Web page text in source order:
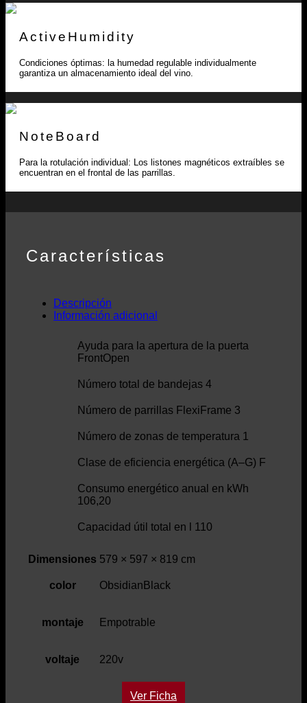
ActiveHumidity
Condiciones óptimas: la humedad regulable individualmente
garantiza un almacenamiento ideal del vino.
NoteBoard
Para la rotulación individual: Los listones magnéticos extraíbles se
encuentran en el frontal de las parrillas.
Características
Descripción
Información adicional
Ayuda para la apertura de la puerta
FrontOpen
Número total de bandejas 4
Número de parrillas FlexiFrame 3
Número de zonas de temperatura 1
Clase de eficiencia energética (A–G) F
Consumo energético anual en kWh
106,20
Capacidad útil total en l 110
Dimensiones 579 × 597 × 819 cm
color ObsidianBlack
montaje Empotrable
voltaje 220v
Ver Ficha